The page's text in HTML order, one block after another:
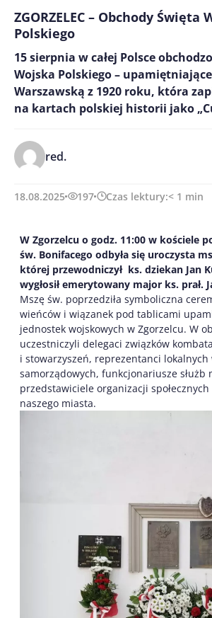
ZGORZELEC – Obchody Święta
Polskiego
15 sierpnia w całej Polsce
Wojska Polskiego –
Warszawską z 1920 roku, która
na kartach polskiej historii jako
red.
18.08.2025 197 Czas lektury:< 1 min
W Zgorzelcu o godz. 11:00 w kościele
św. Bonifacego odbyła się uroczysta
której przewodniczył ks. dziekan Jan
wygłosił emerytowany major ks. prał.
Mszę św. poprzedziła symboliczna
wieńców i wiązanek pod tablicami
jednostek wojskowych w Zgorzelcu. W
uczestniczyli delegaci związków
i stowarzyszeń, reprezentanci lokalnych
samorządowych, funkcjonariusze służb
przedstawiciele organizacji
naszego miasta.